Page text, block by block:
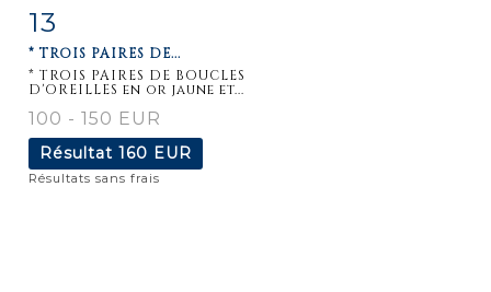
détaillée
13
* TROIS PAIRES DE...
* TROIS PAIRES DE BOUCLES
D'OREILLES en or jaune et...
100 - 150 EUR
Résultat 160 EUR
Résultats sans frais